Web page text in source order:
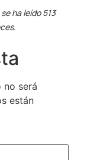
ha leído 513
no será
están